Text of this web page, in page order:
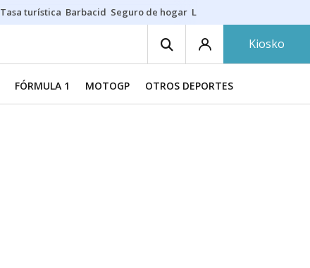
Tasa turística Barbacid Seguro de hogar Lío Athletic-Osasuna
Kiosko
FÓRMULA 1 MOTOGP OTROS DEPORTES